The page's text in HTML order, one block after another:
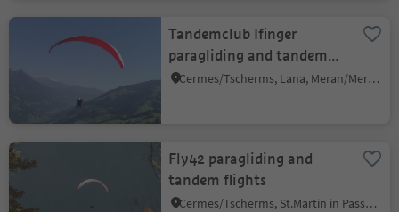
Tandemclub Ifinger
paragliding and tandem
flights
Cermes/Tscherms, Lana, Meran/Merano and environs
Fly42 paragliding and
tandem flights
Cermes/Tscherms, St.Martin in Passeier/San Martino in Passiria, Meran/Merano and environs